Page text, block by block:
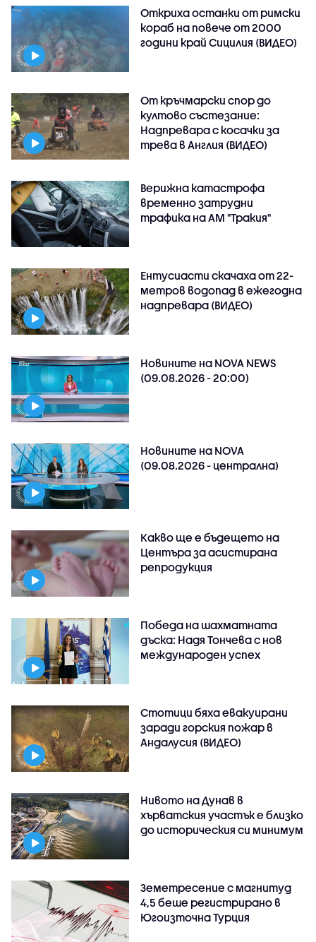
Откриха останки от римски
кораб на повече от 2000
години край Сицилия (ВИДЕО)
От кръчмарски спор до
култово състезание:
Надпревара с косачки за
трева в Англия (ВИДЕО)
Верижна катастрофа
временно затрудни
трафика на АМ "Тракия"
Ентусиасти скачаха от 22-
метров водопад в ежегодна
надпревара (ВИДЕО)
Новините на NOVA NEWS
(09.08.2026 - 20:00)
Новините на NOVA
(09.08.2026 - централна)
Какво ще е бъдещето на
Центъра за асистирана
репродукция
Победа на шахматната
дъска: Надя Тончева с нов
международен успех
Стотици бяха евакуирани
заради горския пожар в
Андалусия (ВИДЕО)
Нивото на Дунав в
хърватския участък е близко
до историческия си минимум
Земетресение с магнитуд
4,5 беше регистрирано в
Югоизточна Турция